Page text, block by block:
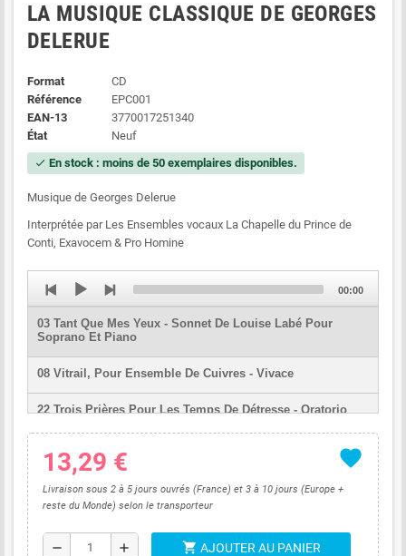
LA MUSIQUE CLASSIQUE DE GEORGES
DELERUE
Format
CD
Référence
EPC001
EAN-13
3770017251340
État
Neuf
check En stock : moins de 50 exemplaires disponibles.
Musique de Georges Delerue
Interprétée par Les Ensembles vocaux La Chapelle du Prince de
Conti, Exavocem & Pro Homine
Player
03 Tant Que Mes Yeux - Sonnet De Louise Labé Pour
Soprano Et Piano
08 Vitrail, Pour Ensemble De Cuivres - Vivace
22 Trois Prières Pour Les Temps De Détresse - Oratorio
Total
00:00
favorite
13,29 €
Livraison sous 2 à 5 jours ouvrés (France) et 3 à 10 jours (Europe +
reste du Monde) selon le transporteur
remove add shopping_cart AJOUTER AU PANIER